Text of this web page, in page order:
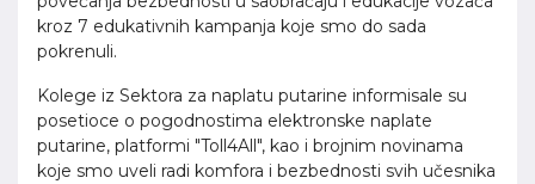
kroz 7 edukativnih kampanja koje smo do sada
pokrenuli.
Kolege iz Sektora za naplatu putarine informisale su
posetioce o pogodnostima elektronske naplate
putarine, platformi "Toll4All", kao i brojnim novinama
koje smo uveli radi komfora i bezbednosti svih učesnika